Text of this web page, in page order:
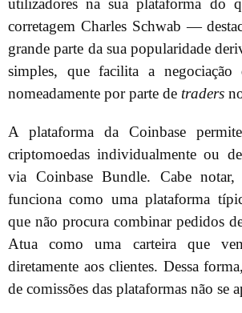
corretagem Charles Schwab —
grande parte da sua popularidade
simples, que facilita a negociação
nomeadamente por parte de traders
A plataforma da Coinbase
criptomoedas individualmente ou
via Coinbase Bundle. Cabe
funciona como uma plataforma
que não procura combinar pedidos
Atua como uma carteira que
diretamente aos clientes. Dessa
de comissões das plataformas não se